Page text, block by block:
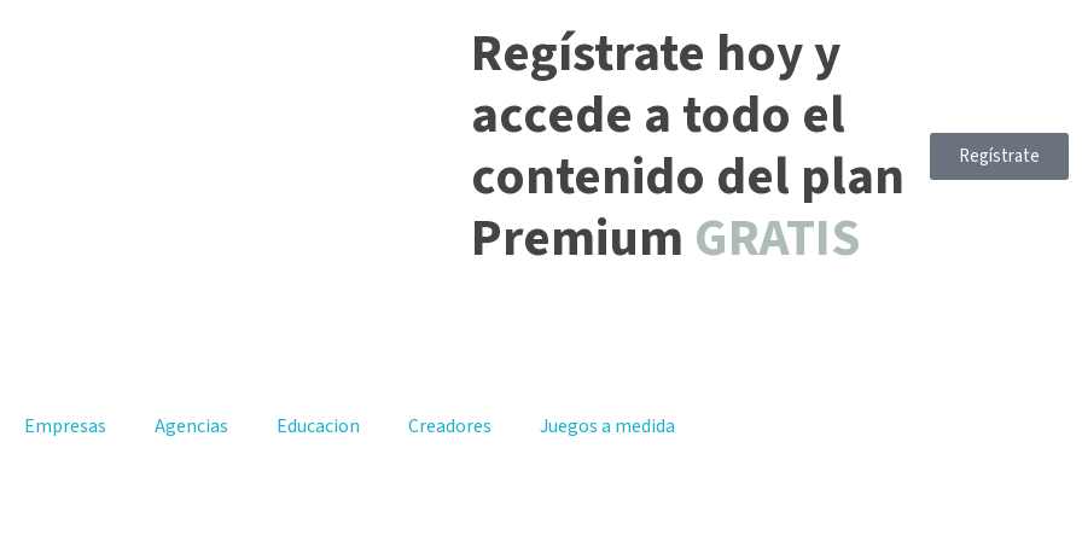
Regístrate hoy y
accede a todo el
contenido del plan
Premium GRATIS
Regístrate
Empresas Agencias Educacion Creadores Juegos a medida